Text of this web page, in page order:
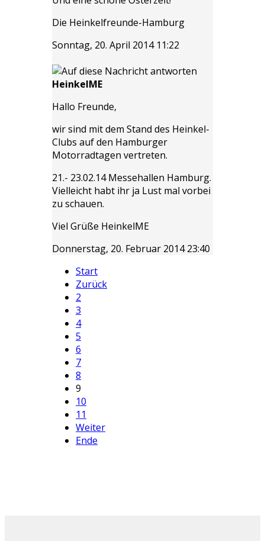
Die Heinkelfreunde-Hamburg
Sonntag, 20. April 2014 11:22
HeinkelME
Hallo Freunde,
wir sind mit dem Stand des Heinkel-
Clubs auf den Hamburger
Motorradtagen vertreten.
21.- 23.02.14 Messehallen Hamburg.
Vielleicht habt ihr ja Lust mal vorbei
zu schauen.
Viel Grüße HeinkelME
Donnerstag, 20. Februar 2014 23:40
Start
Zurück
2
3
4
5
6
7
8
9
10
11
Weiter
Ende